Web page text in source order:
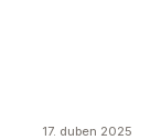
17. duben 2025